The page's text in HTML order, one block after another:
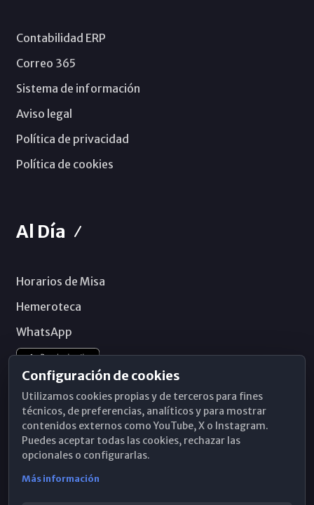
Contabilidad ERP
Correo 365
Sistema de información
Aviso legal
Política de privacidad
Política de cookies
Al Día
Horarios de Misa
Hemeroteca
WhatsApp
Configuración de cookies
Utilizamos cookies propias y de terceros para fines
técnicos, de preferencias, analíticos y para mostrar
contenidos externos como YouTube, X o Instagram.
Puedes aceptar todas las cookies, rechazar las
opcionales o configurarlas.
Más información